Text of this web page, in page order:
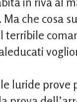
che cosa
terribile
luride prove